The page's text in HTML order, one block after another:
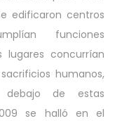
edificaron centros
funciones
lugares concurrían
humanos,
debajo de estas
se halló en el